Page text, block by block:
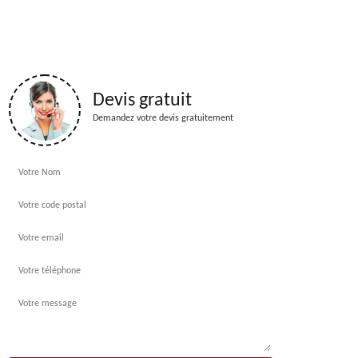
Devis gratuit
Demandez votre devis gratuitement